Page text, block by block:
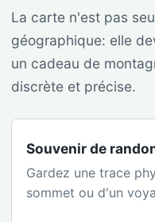
La carte n'est pas
géographique: elle
un cadeau de
discrète et précise.
Souvenir de
Gardez une trace
sommet ou d'un